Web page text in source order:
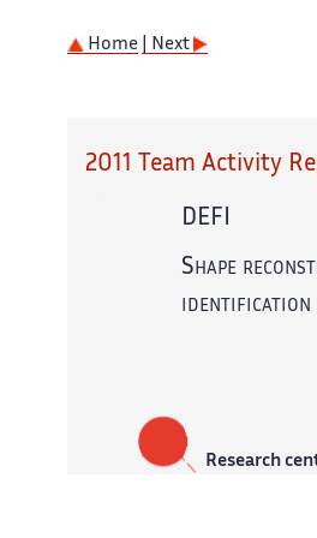
Home | Next
2011 Team Activity
DEFI
Shape
identification
Research